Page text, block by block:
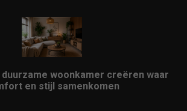
duurzame woonkamer creëren waar
en stijl samenkomen